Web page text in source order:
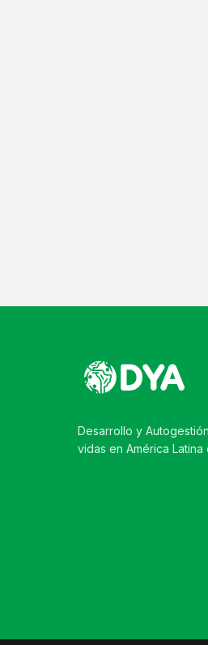
Desarrollo y
vidas en América Latina